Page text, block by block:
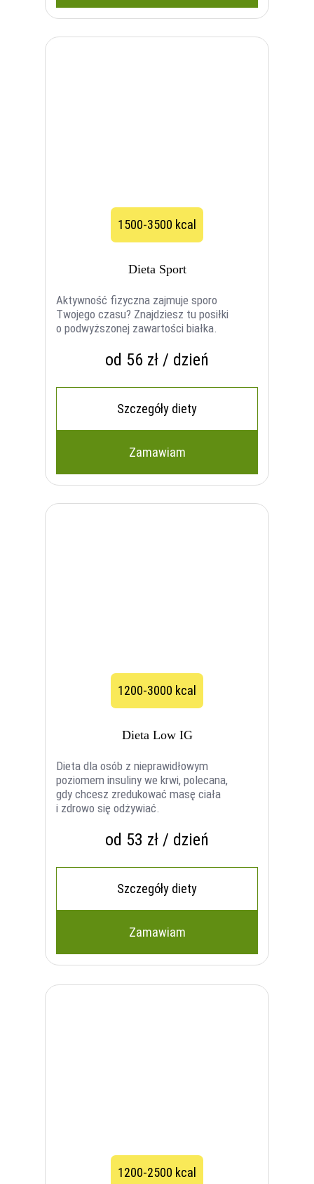
1500-3500 kcal
Dieta Sport
Aktywność fizyczna zajmuje sporo
Twojego czasu? Znajdziesz tu posiłki
o podwyższonej zawartości białka.
od 56 zł / dzień
Szczegóły diety
Zamawiam
1200-3000 kcal
Dieta Low IG
Dieta dla osób z nieprawidłowym
poziomem insuliny we krwi, polecana,
gdy chcesz zredukować masę ciała
i zdrowo się odżywiać.
od 53 zł / dzień
Szczegóły diety
Zamawiam
1200-2500 kcal